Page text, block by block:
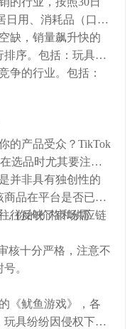
日用、消耗品（口罩
缺，销量飙升快的
序。包括：玩具、
争的行业。包括：
的产品受众？TikTok
选品时尤其要注意
并非具有独创性的
品在平台是否已经
，你的价格和供应链
往反映了市场需
核十分严格，注意不
。
《鱿鱼游戏》，各
具纷纷因侵权下架